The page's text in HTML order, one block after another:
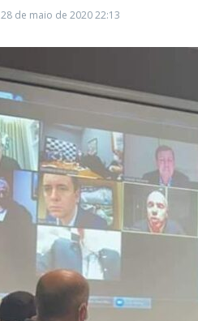
28 de maio de 202022:13